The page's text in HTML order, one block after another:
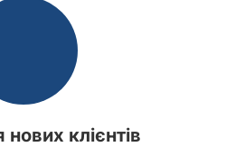
клієнтів